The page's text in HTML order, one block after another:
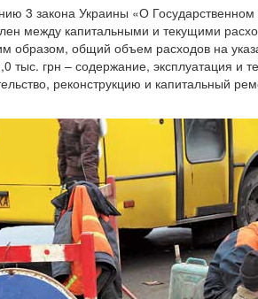
3 закона Украины «О
между капитальными и текущими
образом, общий объем расходов на
тыс. грн – содержание, эксплуатация и
реконструкцию и капитальный